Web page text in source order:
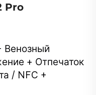
Pro
Венозный
+ Отпечаток
/ NFC +